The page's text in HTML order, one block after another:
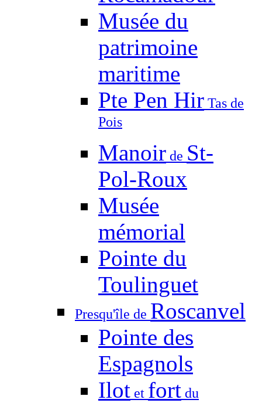
Musée du
patrimoine
maritime
Pte Pen Hir Tas de
Pois
Manoir de St-
Pol-Roux
Musée
mémorial
Pointe du
Toulinguet
Presqu'île de Roscanvel
Pointe des
Espagnols
Ilot et fort du